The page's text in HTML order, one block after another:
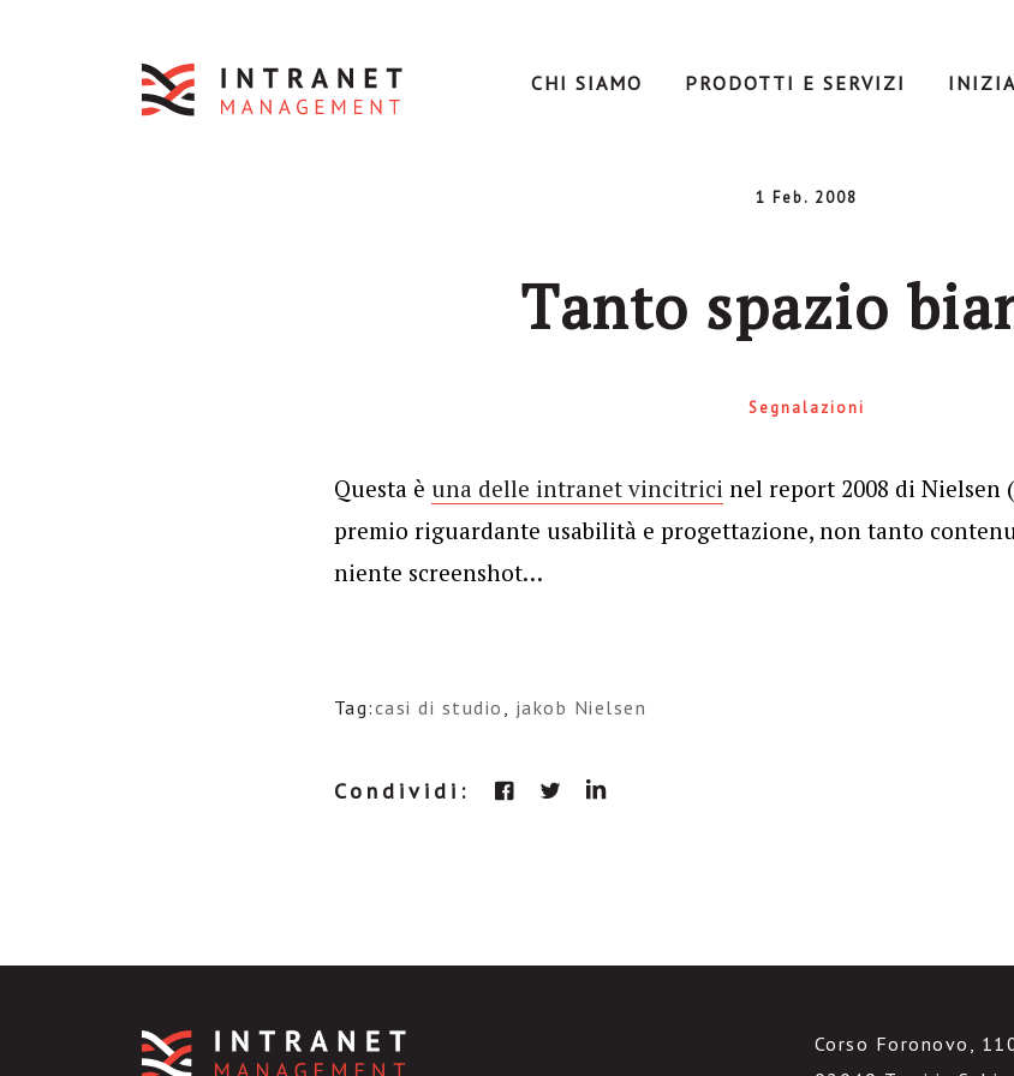
CHI SIAMO PRODOTTI E SERVIZI
1 Feb. 2008
Tanto spazio
Segnalazioni
Questa è una delle intranet vincitrici nel report 2008 di Nielsen
premio riguardante usabilità e progettazione, non tanto
niente screenshot…
Tag:casi di studio , jakob Nielsen
Condividi:
Corso Foronovo,